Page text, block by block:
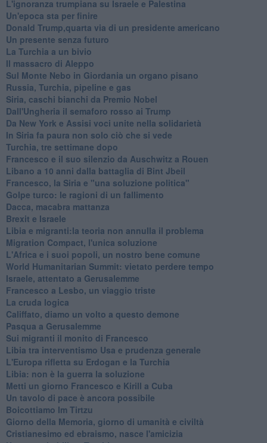
L'ignoranza trumpiana su Israele e Palestina
Un'epoca sta per finire
Donald Trump,quarta via di un presidente americano
Un presente senza futuro
La Turchia a un bivio
Il massacro di Aleppo
Sul Monte Nebo in Giordania un organo pisano
Russia, Turchia, pipeline e gas
Siria, caschi bianchi da Premio Nobel
Dall'Ungheria il semaforo rosso ai Trump
Da New York e Assisi voci unite nella solidarietà
In Siria fa paura non solo ciò che si vede
Turchia, tre settimane dopo
Francesco e il suo silenzio da Auschwitz a Rouen
Libano a 10 anni dalla battaglia di Bint Jbeil
Francesco, la Siria e "una soluzione politica"
Golpe turco: le ragioni di un fallimento
Dacca, macabra mattanza
Brexit e Israele
Libia e migranti:la teoria non annulla il problema
Migration Compact, l'unica soluzione
L'Africa e i suoi popoli, un nostro bene comune
World Humanitarian Summit: vietato perdere tempo
Israele, attentato a Gerusalemme
Francesco a Lesbo, un viaggio triste
La cruda logica
Califfato, diamo un volto a questo demone
Pasqua a Gerusalemme
Sui migranti il monito di Francesco
Libia tra interventismo Usa e prudenza generale
L'Europa rifletta su Erdogan e la Turchia
Libia: non è la guerra la soluzione
Metti un giorno Francesco e Kirill a Cuba
Un tavolo di pace è ancora possibile
Boicottiamo Im Tirtzu
Giorno della Memoria, giorno di umanità e civiltà
Cristianesimo ed ebraismo, nasce l'amicizia